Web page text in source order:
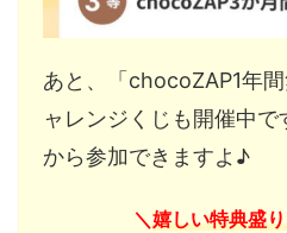
あと、「chocoZAP1年
ャレンジくじも開催中で
から参加できますよ♪
＼ 嬉しい特典盛